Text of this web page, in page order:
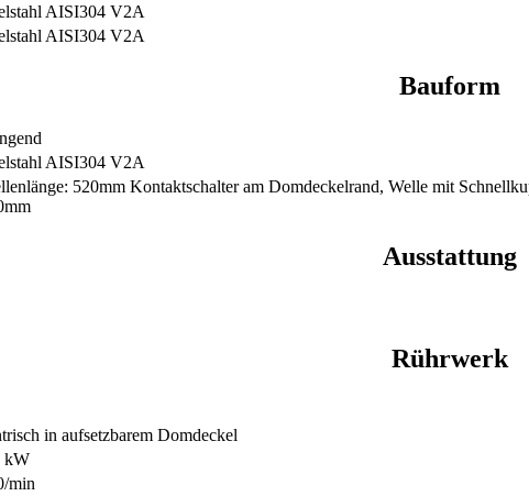
AISI304 V2A
AISI304 V2A
Bauform
AISI304 V2A
520mm Kontaktschalter am Domdeckelrand, Welle mit
Ausstattung
Rührwerk
in aufsetzbarem Domdeckel
kW
min